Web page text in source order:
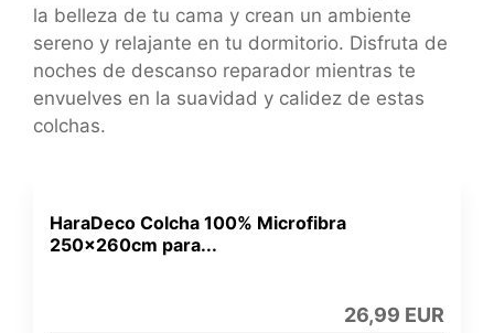
la belleza de tu cama y crean un ambiente
sereno y relajante en tu dormitorio. Disfruta de
noches de descanso reparador mientras te
envuelves en la suavidad y calidez de estas
colchas.
HaraDeco Colcha 100% Microfibra
250x260cm para...
26,99 EUR